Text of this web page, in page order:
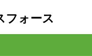
フォース